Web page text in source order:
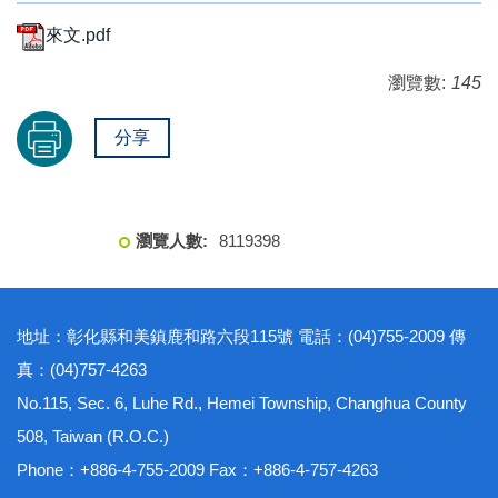
來文.pdf
瀏覽數: 145
分享
8119398
地址：彰化縣和美鎮鹿和路六段115號 電話：(04)755-2009 傳
真：(04)757-4263
No.115, Sec. 6, Luhe Rd., Hemei Township, Changhua County
508, Taiwan (R.O.C.)
Phone：+886-4-755-2009 Fax：+886-4-757-4263